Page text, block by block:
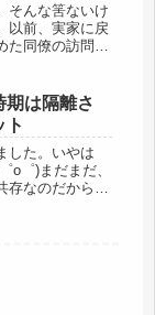
そんな筈ないけ
以前、実家に戻
た同僚の訪問、
、恐ろしく、料
てもらった。
期は隔離さ
ト
した。いやは
o゜)まだまだ、
存なのだから、